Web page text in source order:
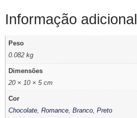
Informação adicional
Peso
0.082 kg
Dimensões
20 × 10 × 5 cm
Cor
Chocolate,Romance,Branco,Preto